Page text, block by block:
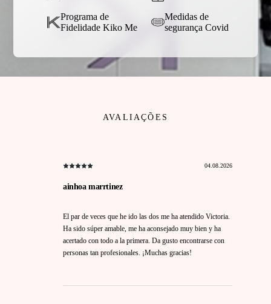
Programa de
Fidelidade Kiko Me
Medidas de
segurança Covid
AVALIAÇÕES
04.08.2026
ainhoa marrtinez
El par de veces que he ido las dos me ha atendido Victoria.
Ha sido súper amable, me ha aconsejado muy bien y ha
acertado con todo a la primera. Da gusto encontrarse con
personas tan profesionales. ¡Muchas gracias!